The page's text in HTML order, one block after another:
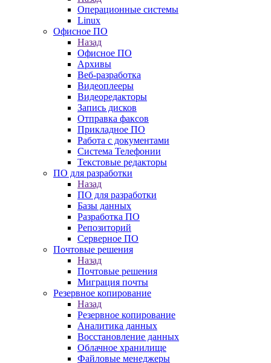
Операционные системы
Linux
Офисное ПО
Назад
Офисное ПО
Архивы
Веб-разработка
Видеоплееры
Видеоредакторы
Запись дисков
Отправка факсов
Прикладное ПО
Работа с документами
Система Телефонии
Текстовые редакторы
ПО для разработки
Назад
ПО для разработки
Базы данных
Разработка ПО
Репозиторий
Серверное ПО
Почтовые решения
Назад
Почтовые решения
Миграция почты
Резервное копирование
Назад
Резервное копирование
Аналитика данных
Восстановление данных
Облачное хранилище
Файловые менеджеры